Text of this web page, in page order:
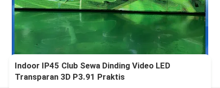
Indoor IP45 Club Sewa Dinding Video LED
Transparan 3D P3.91 Praktis